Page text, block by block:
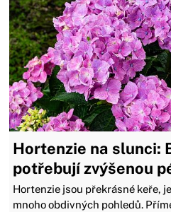
Hortenzie na slunci:
potřebují zvýšenou
Hortenzie jsou překrásné keře,
mnoho obdivných pohledů.